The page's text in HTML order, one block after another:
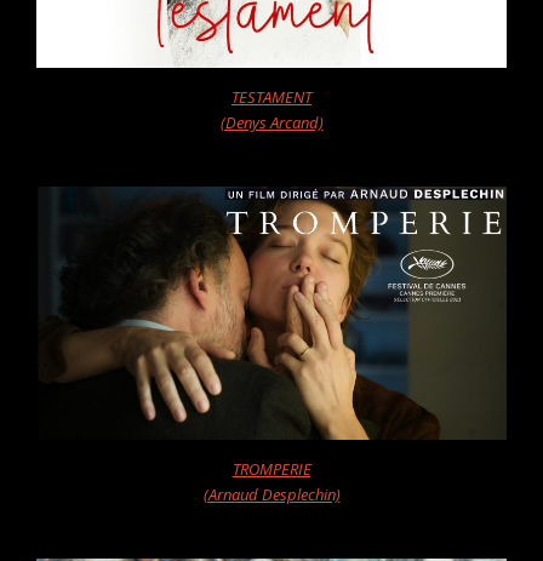
TESTAMENT
(Denys Arcand)
TROMPERIE
(Arnaud Desplechin)